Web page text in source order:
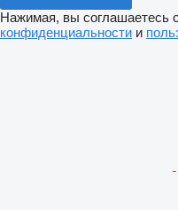
Нажимая, вы соглашаетесь
конфиденциальности и